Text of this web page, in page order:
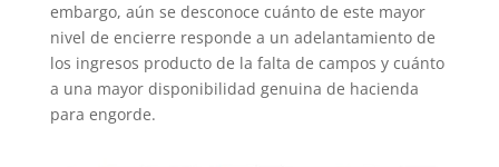
embargo, aún se desconoce cuánto de este mayor
nivel de encierre responde a un adelantamiento de
los ingresos producto de la falta de campos y cuánto
a una mayor disponibilidad genuina de hacienda
para engorde.